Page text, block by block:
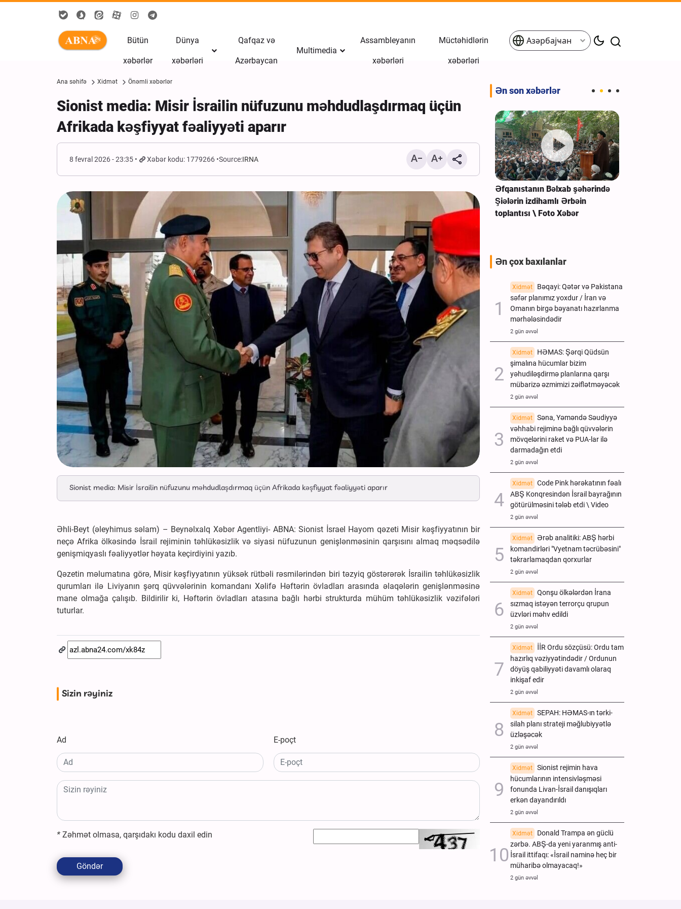
Bütün
xəbərlər
Dünya
xəbərləri
Qafqaz və
Azərbaycan
Multimedia
Assambleyanın
xəbərləri
Müctəhidlərin
xəbərləri
Азәрбајҹан
Ana səhifə Xidmət Önəmli xəbərlər
Sionist media: Misir İsrailin nüfuzunu məhdudlaşdırmaq üçün
Afrikada kəşfiyyat fəaliyyəti aparır
8 fevral 2026 - 23:35 Xəbər kodu: 1779266 Source:IRNA
Sionist media: Misir İsrailin nüfuzunu məhdudlaşdırmaq üçün Afrikada kəşfiyyat fəaliyyəti aparır
Əhli-Beyt (əleyhimus səlam) – Beynəlxalq Xəbər Agentliyi- ABNA: Sionist İsrael Hayom qəzeti Misir kəşfiyyatının bir
neçə Afrika ölkəsində İsrail rejiminin təhlükəsizlik və siyasi nüfuzunun genişlənməsinin qarşısını almaq məqsədilə
genişmiqyaslı fəaliyyətlər həyata keçirdiyini yazıb.
Qəzetin məlumatına görə, Misir kəşfiyyatının yüksək rütbəli rəsmilərindən biri təzyiq göstərərək İsrailin təhlükəsizlik
qurumları ilə Liviyanın şərq qüvvələrinin komandanı Xəlifə Həftərin övladları arasında əlaqələrin genişlənməsinə
mane olmağa çalışıb. Bildirilir ki, Həftərin övladları atasına bağlı hərbi strukturda mühüm təhlükəsizlik vəzifələri
tuturlar.
Sizin rəyiniz
Ad E-poçt
* Zəhmət olmasa, qarşıdakı kodu daxil edin
Göndər
Ən son xəbərlər
İranın Tamerçin sərhədindən geri
qayıdan Ərbəin zəvvarları \ Foto
Kərbəla Ərbəin ərəfəsində \ Foto
Əfqanıstanın Bəlxab şəhərində
Şiələrin izdihamlı Ərbəin
toplantısı \ Foto Xəbər
Ən çox baxılanlar
Xidmət
Bəqayi: Qətər və Pakistana
səfər planımız yoxdur / İran və
Omanın birgə bəyanatı hazırlanma
mərhələsindədir
2 gün əvvəl
Xidmət
HƏMAS: Şərqi Qüdsün
şimalına hücumlar bizim
yəhudiləşdirmə planlarına qarşı
mübarizə əzmimizi zəiflətməyəcək
2 gün əvvəl
Xidmət
Səna, Yəməndə Səudiyyə
vəhhabi rejiminə bağlı qüvvələrin
mövqelərini raket və PUA-lar ilə
darmadağın etdi
2 gün əvvəl
Xidmət
Code Pink hərəkatının fəalı
ABŞ Konqresindən İsrail bayrağının
götürülməsini tələb etdi \ Video
2 gün əvvəl
Xidmət
Ərəb analitiki: ABŞ hərbi
komandirləri "Vyetnam təcrübəsini"
təkrarlamaqdan qorxurlar
2 gün əvvəl
Xidmət
Qonşu ölkələrdən İrana
sızmaq istəyən terrorçu qrupun
üzvləri məhv edildi
2 gün əvvəl
Xidmət
İİR Ordu sözçüsü: Ordu tam
hazırlıq vəziyyətindədir / Ordunun
döyüş qabiliyyəti davamlı olaraq
inkişaf edir
2 gün əvvəl
Xidmət
SEPAH: HƏMAS-ın tərki-
silah planı strateji məğlubiyyətlə
üzləşəcək
2 gün əvvəl
Xidmət
Sionist rejimin hava
hücumlarının intensivləşməsi
fonunda Livan-İsrail danışıqları
erkən dayandırıldı
2 gün əvvəl
Xidmət
Donald Trampa ən güclü
zərbə. ABŞ-da yeni yaranmış anti-
İsrail ittifaqı: «İsrail naminə heç bir
müharibə olmayacaq!»
2 gün əvvəl